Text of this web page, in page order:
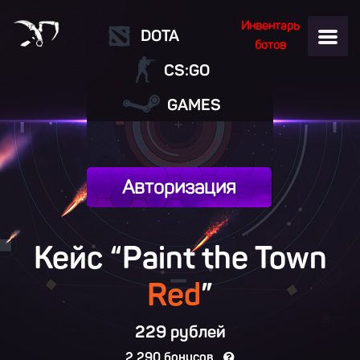
Инвентарь
ботов
DOTA
CS:GO
GAMES
Авторизация
Кейс “Paint the Town
Red”
229 рублей